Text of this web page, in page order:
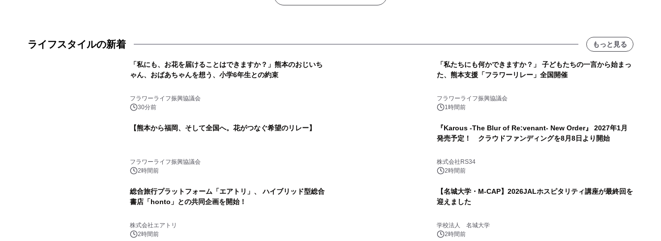
ライフスタイルの新着 もっと見る
「私にも、お花を届けることはできますか？」熊本のおじいち
ゃん、おばあちゃんを想う、小学6年生との約束
フラワーライフ振興協議会
30分前
「私たちにも何かできますか？」 子どもたちの一言から始まっ
た、熊本支援「フラワーリレー」全国開催
フラワーライフ振興協議会
1時間前
【熊本から福岡、そして全国へ。花がつなぐ希望のリレー】
フラワーライフ振興協議会
2時間前
『Karous -The Blur of Re:venant- New Order』 2027年1月
発売予定！ クラウドファンディングを8月8日より開始
株式会社RS34
2時間前
総合旅行プラットフォーム「エアトリ」、 ハイブリッド型総合
書店「honto」との共同企画を開始！
株式会社エアトリ
2時間前
【名城大学・M-CAP】2026JALホスピタリティ講座が最終回を
迎えました
学校法人 名城大学
2時間前